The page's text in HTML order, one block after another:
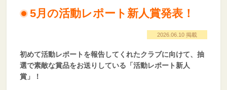
5月の活動レポート新人賞発表！
2026.06.10 掲載
初めて活動レポートを報告してくれたクラブに向けて、抽
選で素敵な賞品をお送りしている「活動レポート新人
賞」！